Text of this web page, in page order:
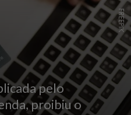
FREEPIK
pelo
proibiu o